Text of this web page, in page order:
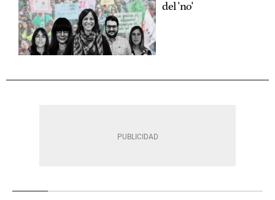
del 'no'